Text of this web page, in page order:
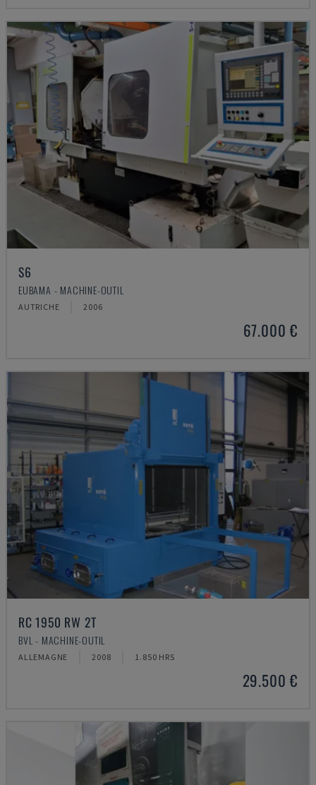
S6
EUBAMA - MACHINE-OUTIL
AUTRICHE 2006
67.000 €
RC 1950 RW 2T
BVL - MACHINE-OUTIL
ALLEMAGNE 2008 1.850 HRS
29.500 €